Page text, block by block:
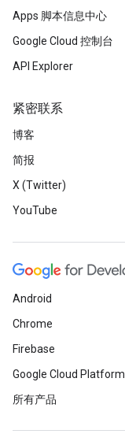
Apps 脚本信息中心
Google Cloud 控制台
API Explorer
紧密联系
博客
简报
X (Twitter)
YouTube
Android
Chrome
Firebase
Google Cloud Platform
所有产品